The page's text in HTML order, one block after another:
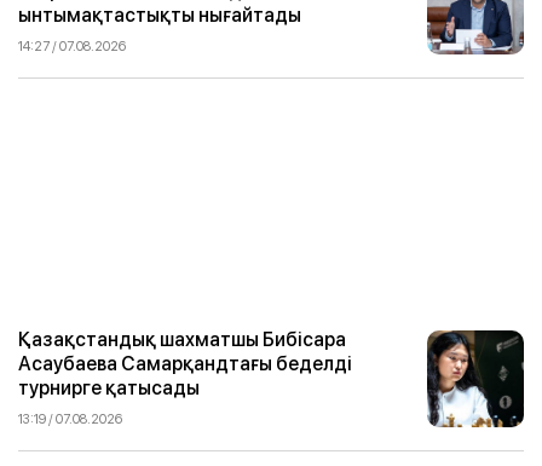
ынтымақтастықты нығайтады
14:27 / 07.08.2026
Қазақстандық шахматшы Бибісара
Асаубаева Самарқандтағы беделді
турнирге қатысады
13:19 / 07.08.2026